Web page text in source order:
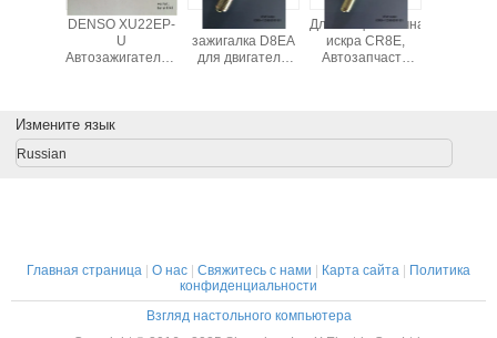
G-Power
BKR5EGP
Платиновый
Автозапчасти
для Toyota
Corolla 90080-
Свеча зажигания
BKUR6ETB с 3
электродами,
Измените язык
Russian
Главная страница | О нас | Свяжитесь с нами | Карта сайта | Политика
конфиденциальности
Взгляд настольного компьютера